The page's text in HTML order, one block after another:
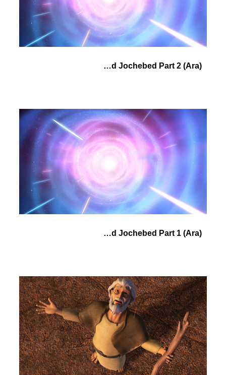
(Ara) Pharaoh's Daughter and Jochebed Part 2
(Ara) Pharaoh's Daughter and Jochebed Part 1